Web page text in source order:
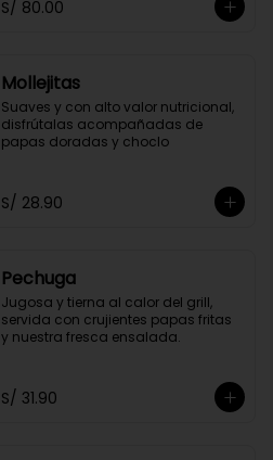
S/ 80.00
Mollejitas
Suaves y con alto valor nutricional,
disfrútalas acompañadas de
papas doradas y choclo
S/ 28.90
Pechuga
Jugosa y tierna al calor del grill,
servida con crujientes papas fritas
y nuestra fresca ensalada.
S/ 31.90